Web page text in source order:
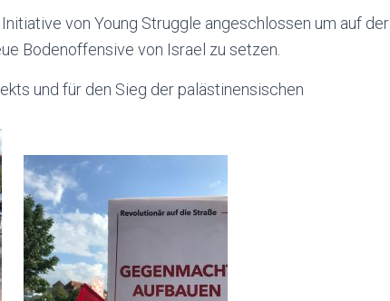
von Young Struggle angeschlossen um auf der
Bodenoffensive von Israel zu setzen.
und für den Sieg der palästinensischen